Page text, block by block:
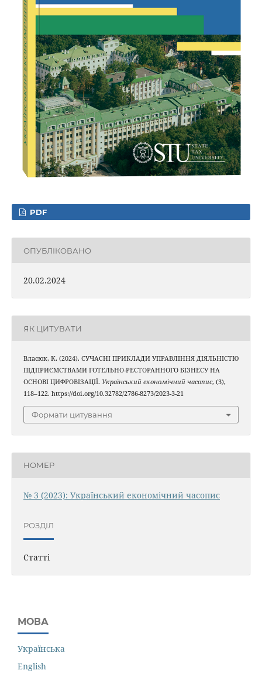
PDF
ОПУБЛІКОВАНО
20.02.2024
ЯК ЦИТУВАТИ
Власюк, К. (2024). СУЧАСНІ ПРИКЛАДИ УПРАВЛІННЯ ДІЯЛЬНІСТЮ
ПІДПРИЄМСТВАМИ ГОТЕЛЬНО-РЕСТОРАННОГО БІЗНЕСУ НА
ОСНОВІ ЦИФРОВІЗАЦІЇ. Український економічний часопис, (3),
118–122. https://doi.org/10.32782/2786-8273/2023-3-21
Формати цитування
НОМЕР
№ 3 (2023): Український економічний часопис
РОЗДІЛ
Статті
МОВА
Українська
English